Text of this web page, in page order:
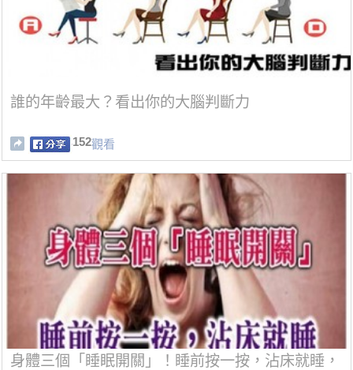
誰的年齡最大？看出你的大腦判斷力
152觀看
身體三個「睡眠開關」！睡前按一按，沾床就睡，